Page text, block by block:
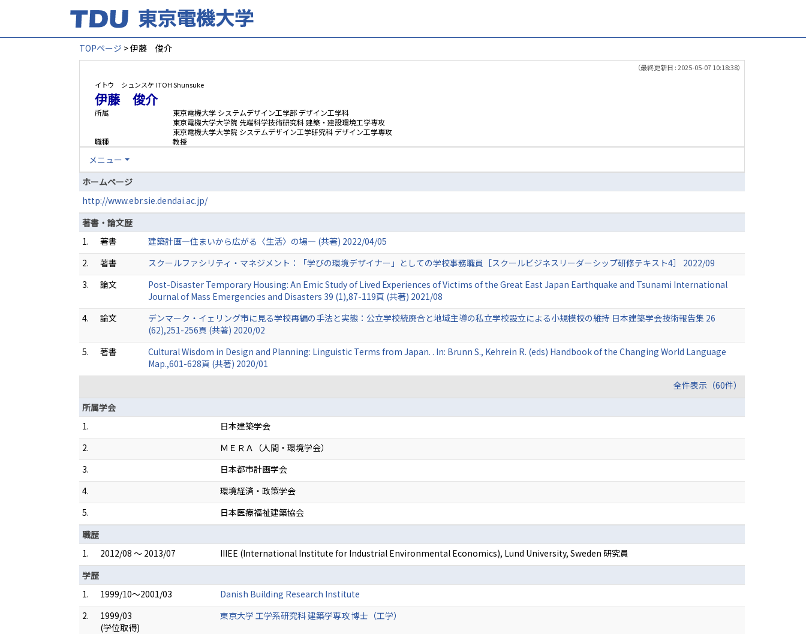
TOPページ > 伊藤 俊介
（最終更新日 : 2025-05-07 10:18:38）
イトウ シュンスケ ITOH Shunsuke
伊藤 俊介
所属
東京電機大学 システムデザイン工学部 デザイン工学科
東京電機大学大学院 先端科学技術研究科 建築・建設環境工学専攻
東京電機大学大学院 システムデザイン工学研究科 デザイン工学専攻
職種
教授
メニュー
ホームページ
http://www.ebr.sie.dendai.ac.jp/
著書・論文歴
1.
著書
建築計画―住まいから広がる〈生活〉の場― (共著) 2022/04/05
2.
著書
スクールファシリティ・マネジメント：「学びの環境デザイナー」としての学校事務職員［スクールビジネスリーダーシップ研修テキスト4］ 2022/09
3.
論文
Post-Disaster Temporary Housing: An Emic Study of Lived Experiences of Victims of the Great East Japan Earthquake and Tsunami International
Journal of Mass Emergencies and Disasters 39 (1),87-119頁 (共著) 2021/08
4.
論文
デンマーク・イェリング市に見る学校再編の手法と実態：公立学校統廃合と地域主導の私立学校設立による小規模校の維持 日本建築学会技術報告集 26
(62),251-256頁 (共著) 2020/02
5.
著書
Cultural Wisdom in Design and Planning: Linguistic Terms from Japan. . In: Brunn S., Kehrein R. (eds) Handbook of the Changing World Language
Map.,601-628頁 (共著) 2020/01
全件表示（60件）
所属学会
1.
日本建築学会
2.
ＭＥＲＡ（人間・環境学会）
3.
日本都市計画学会
4.
環境経済・政策学会
5.
日本医療福祉建築協会
職歴
1.
2012/08 ～ 2013/07
IIIEE (International Institute for Industrial Environmental Economics), Lund University, Sweden 研究員
学歴
1.
1999/10～2001/03
Danish Building Research Institute
2.
1999/03
(学位取得)
東京大学 工学系研究科 建築学専攻 博士（工学）